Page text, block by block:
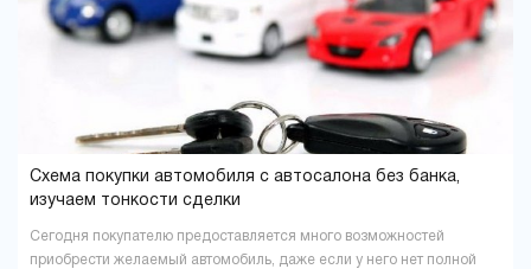
Схема покупки автомобиля с автосалона без банка,
изучаем тонкости сделки
Сегодня покупателю предоставляется много возможностей
приобрести желаемый автомобиль, даже если у него нет полной